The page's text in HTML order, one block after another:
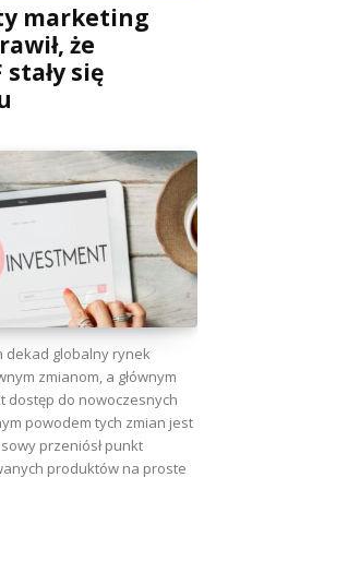
marketing
że
się
dekad globalny rynek
zmianom, a głównym
dostęp do nowoczesnych
powodem tych zmian jest
przeniósł punkt
produktów na proste